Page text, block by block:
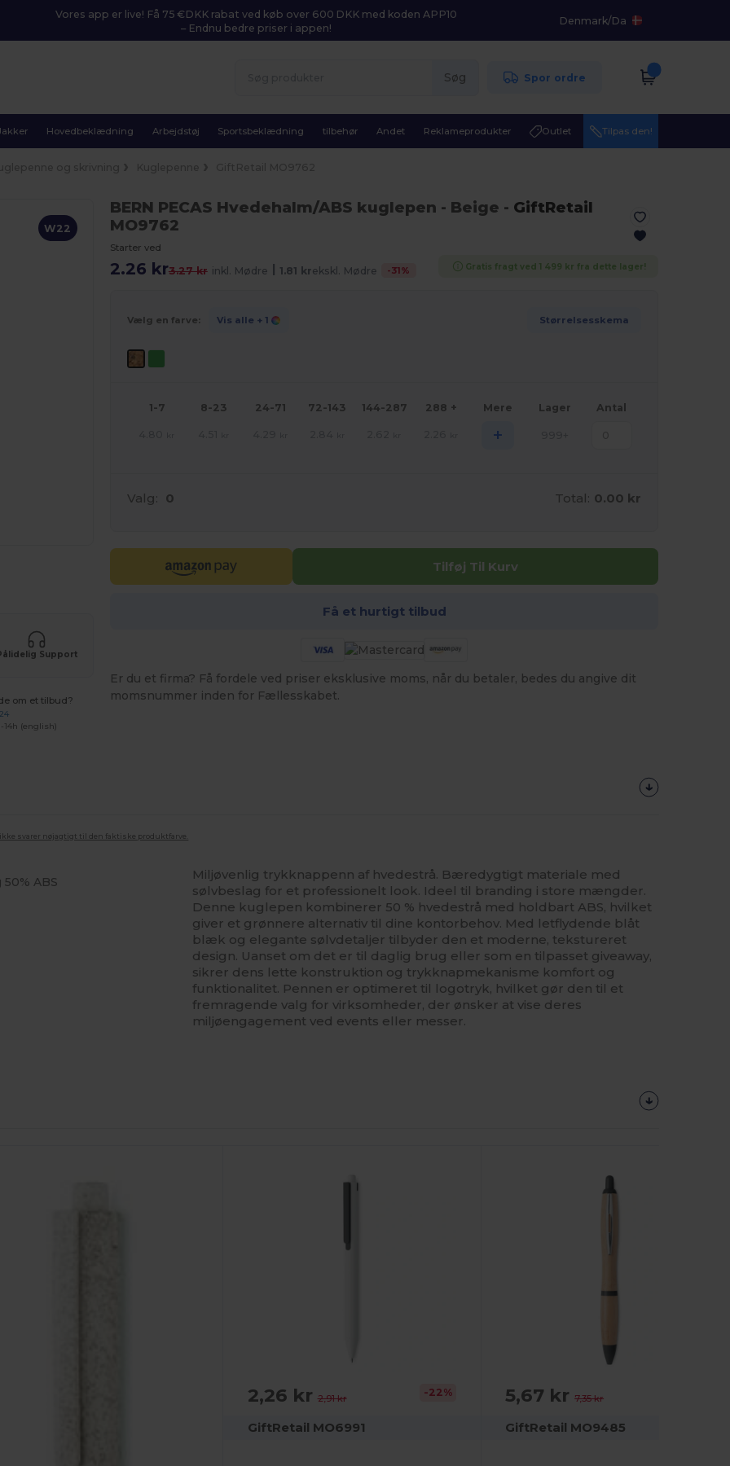
Vores app er live! Få 75 €DKK rabat ved køb over 600 DKK med koden APP10
– Endnu bedre priser i appen!
Denmark/Da
Søg Spor ordre
Hovedbeklædning Arbejdstøj Sportsbeklædning tilbehør Andet Reklameprodukter Outlet Tilpas den!
W22
Support
om et tilbud?
14h (english)
BERN PECAS Hvedehalm/ABS kuglepen - Beige - GiftRetail
MO9762
Starter ved
2.26 kr3.27 kr inkl. Mødre | 1.81 krekskl. Mødre -31% Gratis fragt ved 1 499 kr fra dette lager!
Vælg en farve: Vis alle + 1 Størrelsesskema
1-7 8-23 24-71 72-143 144-287 288 + Mere Lager Antal
+
Valg: 0 Total: 0.00 kr
Tilføj Til Kurv
Få et hurtigt tilbud
Er du et firma? Få fordele ved priser eksklusive moms, når du betaler, bedes du angive dit
momsnummer inden for Fællesskabet.
svarer nøjagtigt til den faktiske produktfarve.
ABS
Miljøvenlig trykknappenn af hvedestrå. Bæredygtigt materiale med
sølvbeslag for et professionelt look. Ideel til branding i store mængder.
Denne kuglepen kombinerer 50 % hvedestrå med holdbart ABS, hvilket
giver et grønnere alternativ til dine kontorbehov. Med letflydende blåt
blæk og elegante sølvdetaljer tilbyder den et moderne, tekstureret
design. Uanset om det er til daglig brug eller som en tilpasset giveaway,
sikrer dens lette konstruktion og trykknapmekanisme komfort og
funktionalitet. Pennen er optimeret til logotryk, hvilket gør den til et
fremragende valg for virksomheder, der ønsker at vise deres
miljøengagement ved events eller messer.
2,26 kr2,91 kr -22%
GiftRetail MO6991
5,67 kr7,35 kr
GiftRetail MO9485